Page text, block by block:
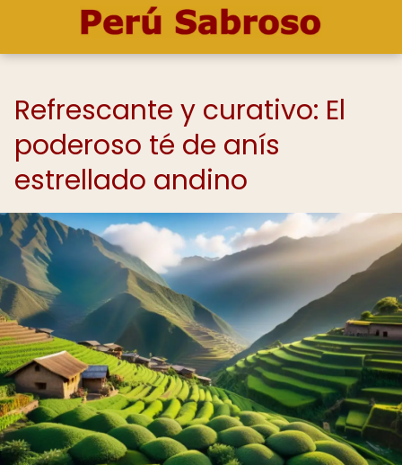
Refrescante y curativo: El
poderoso té de anís
estrellado andino